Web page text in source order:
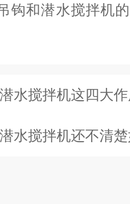
钩和潜水搅拌机
潜水搅拌机这四大作用让它
潜水搅拌机还不清楚如